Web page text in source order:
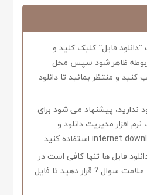
“دانلود فایل” کلیک کنید و
ظاهر شود سپس محل
کنید و منتظر بمانید تا دانلود
ندارید، پیشنهاد می شود برای
افزار مدیریت دانلود و
فایل ها تنها کافی است در
سوال ? قرار دهید تا فایل